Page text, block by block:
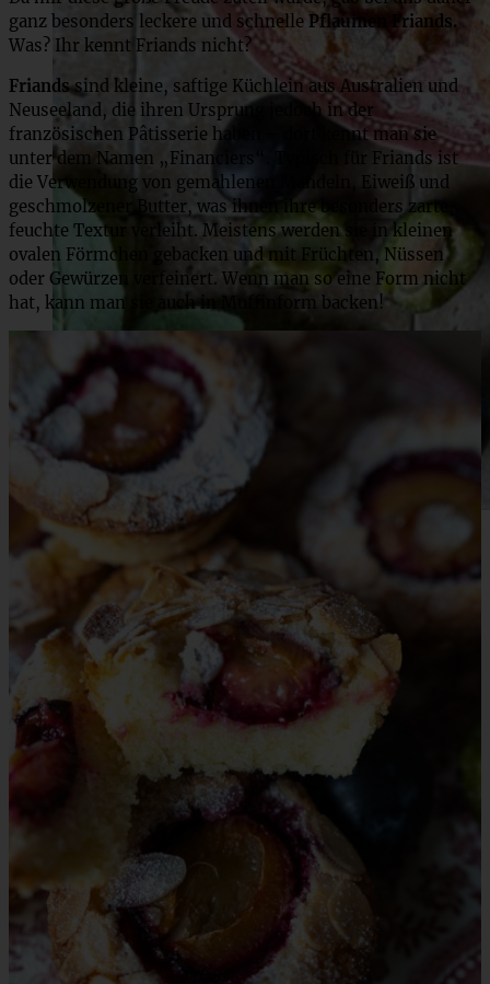
ganz besonders leckere und schnelle Pflaumen Friands.
Was? Ihr kennt Friands nicht?
Friandssind kleine, saftige Küchlein aus Australien und
Neuseeland, die ihren Ursprung jedoch in der
französischen Pâtisserie haben – dort kennt man sie
unter dem Namen „Financiers“. Typisch für Friands ist
die Verwendung von gemahlenen Mandeln, Eiweiß und
geschmolzener Butter, was ihnen ihre besonders zarte,
feuchte Textur verleiht. Meistens werden sie in kleinen
ovalen Förmchen gebacken und mit Früchten, Nüssen
oder Gewürzen verfeinert. Wenn man so eine Form nicht
hat, kann man sie auch in Muffinform backen!